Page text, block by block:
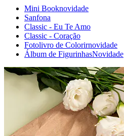
Mini Booknovidade
Sanfona
Classic - Eu Te Amo
Classic - Coração
Fotolivro de Colorirnovidade
Álbum de FigurinhasNovidade